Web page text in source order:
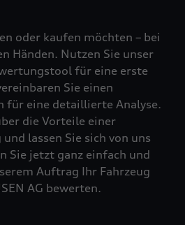
oder kaufen möchten – bei
Händen. Nutzen Sie unser
für eine erste
Sie einen
für eine detaillierte Analyse.
die Vorteile einer
lassen Sie sich von uns
Sie jetzt ganz einfach und
Auftrag Ihr Fahrzeug
AG bewerten.